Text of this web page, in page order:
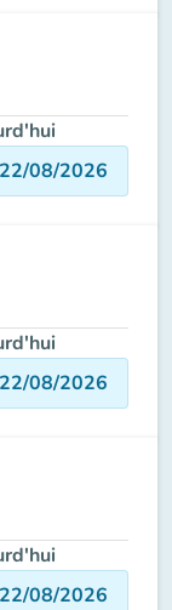
22/08/2026
22/08/2026
22/08/2026